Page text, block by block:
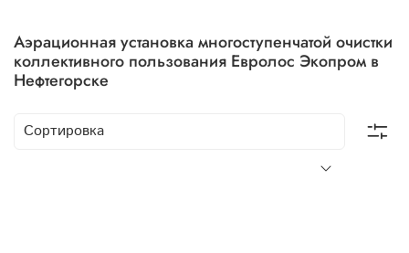
Аэрационная установка многоступенчатой очистки
коллективного пользования Евролос Экопром в
Нефтегорске